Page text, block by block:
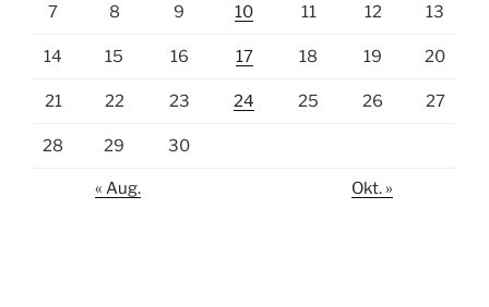
7 8 9 10 11 12 13
14 15 16 17 18 19 20
21 22 23 24 25 26 27
28 29 30
« Aug. Okt. »